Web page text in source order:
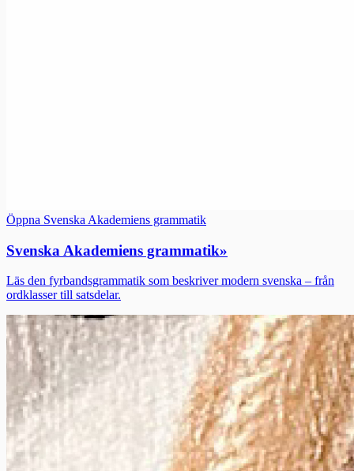
Öppna Svenska Akademiens grammatik
Svenska Akademiens grammatik»
Läs den fyrbandsgrammatik som beskriver modern svenska – från
ordklasser till satsdelar.